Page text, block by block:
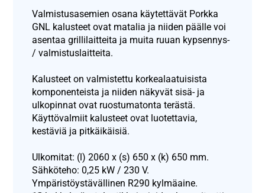
Valmistusasemien osana käytettävät Porkka
GNL kalusteet ovat matalia ja niiden päälle voi
asentaa grillilaitteita ja muita ruuan kypsennys-
/ valmistuslaitteita.
Kalusteet on valmistettu korkealaatuisista
komponenteista ja niiden näkyvät sisä- ja
ulkopinnat ovat ruostumatonta terästä.
Käyttövalmiit kalusteet ovat luotettavia,
kestäviä ja pitkäikäisiä.
Ulkomitat: (l) 2060 x (s) 650 x (k) 650 mm.
Sähköteho: 0,25 kW / 230 V.
Ympäristöystävällinen R290 kylmäaine.